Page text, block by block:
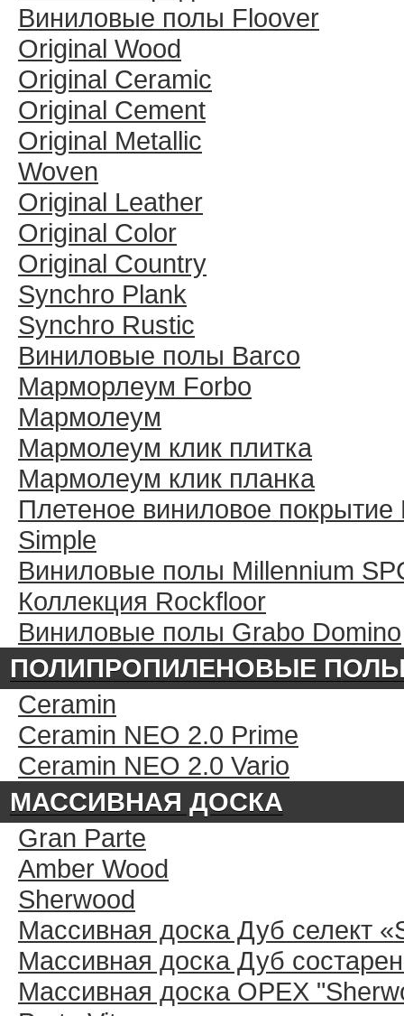
Виниловые полы Floover
Original Wood
Original Ceramic
Original Cement
Original Metallic
Woven
Original Leather
Original Color
Original Country
Synchro Plank
Synchro Rustic
Виниловые полы Barco
Марморлеум Forbo
Мармолеум
Мармолеум клик плитка
Мармолеум клик планка
Плетеное виниловое покрытие
Simple
Виниловые полы Millennium
Коллекция Rockfloor
Виниловые полы Grabo Domino
ПОЛИПРОПИЛЕНОВЫЕ
Ceramin
Ceramin NEO 2.0 Prime
Ceramin NEO 2.0 Vario
МАССИВНАЯ ДОСКА
Gran Parte
Amber Wood
Sherwood
Массивная доска Дуб селект
Массивная доска Дуб
Массивная доска ОРЕХ